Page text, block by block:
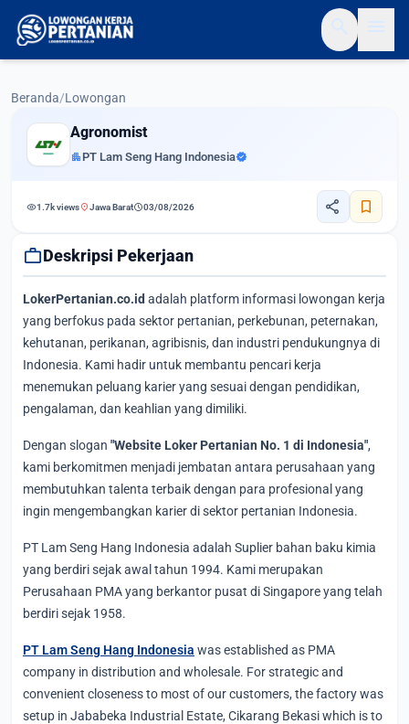
Beranda/Lowongan
Agronomist
apartment PT Lam Seng Hang Indonesiaverified
visibility1.7k viewslocation_onJawa Baratschedule03/08/2026 share bookmark
workDeskripsi Pekerjaan
LokerPertanian.co.id adalah platform informasi lowongan kerja
yang berfokus pada sektor pertanian, perkebunan, peternakan,
kehutanan, perikanan, agribisnis, dan industri pendukungnya di
Indonesia. Kami hadir untuk membantu pencari kerja
menemukan peluang karier yang sesuai dengan pendidikan,
pengalaman, dan keahlian yang dimiliki.
Dengan slogan "Website Loker Pertanian No. 1 di Indonesia",
kami berkomitmen menjadi jembatan antara perusahaan yang
membutuhkan talenta terbaik dengan para profesional yang
ingin mengembangkan karier di sektor pertanian Indonesia.
PT Lam Seng Hang Indonesia adalah Suplier bahan baku kimia
yang berdiri sejak awal tahun 1994. Kami merupakan
Perusahaan PMA yang berkantor pusat di Singapore yang telah
berdiri sejak 1958.
PT Lam Seng Hang Indonesia was established as PMA
company in distribution and wholesale. For strategic and
convenient closeness to most of our customers, the factory was
setup in Jababeka Industrial Estate, Cikarang Bekasi which is to